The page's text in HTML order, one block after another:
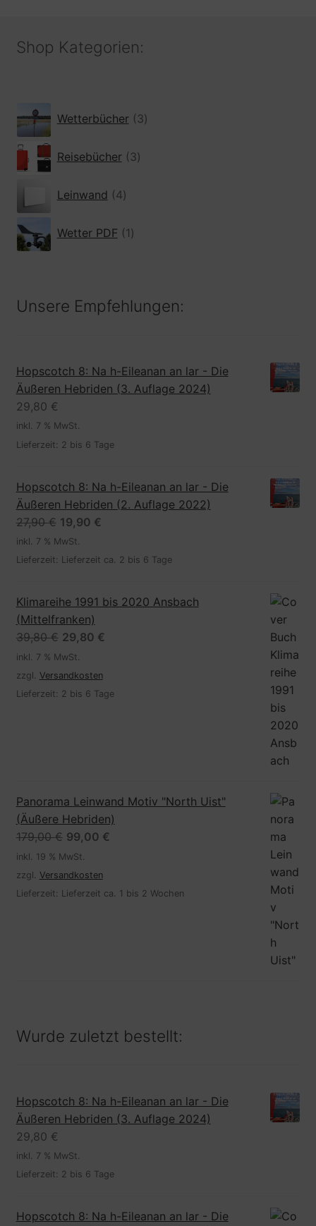
Shop Kategorien:
Wetterbücher 3
Produkte
Reisebücher 3
Produkte
Leinwand 4
Produkte
Wetter PDF 1
Produkt
Unsere Empfehlungen:
Hopscotch 8: Na h-Eileanan an lar - Die
Äußeren Hebriden (3. Auflage 2024)
29,80 €
inkl. 7 % MwSt.
Lieferzeit: 2 bis 6 Tage
Hopscotch 8: Na h-Eileanan an lar - Die
Äußeren Hebriden (2. Auflage 2022)
27,90€ Ursprünglicher
Preis
war:
19,90 €Aktueller
ist:
inkl. 7 % MwSt.
Lieferzeit: Lieferzeit ca. 2 bis 6 Tage
Klimareihe 1991 bis 2020 Ansbach
(Mittelfranken)
39,80€ Ursprünglicher
Preis
war:
39,80 €
29,80 €Aktueller
29,80 €.
inkl. 7 % MwSt.
zzgl. Versandkosten
Lieferzeit: 2 bis 6 Tage
Panorama Leinwand Motiv "North Uist"
(Äußere Hebriden)
179,00€ Ursprünglicher
Preis
war:
179,00 €
99,00 €Aktueller
99,00 €.
inkl. 19 % MwSt.
zzgl. Versandkosten
Lieferzeit: Lieferzeit ca. 1 bis 2 Wochen
Wurde zuletzt bestellt:
Hopscotch 8: Na h-Eileanan an lar - Die
Äußeren Hebriden (3. Auflage 2024)
29,80 €
inkl. 7 % MwSt.
Lieferzeit: 2 bis 6 Tage
Hopscotch 8: Na h-Eileanan an lar - Die